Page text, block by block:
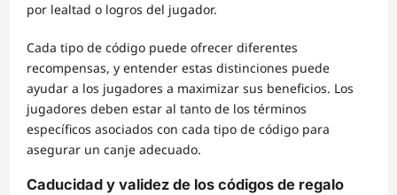
por lealtad o logros del jugador.
Cada tipo de código puede ofrecer diferentes
recompensas, y entender estas distinciones puede
ayudar a los jugadores a maximizar sus beneficios. Los
jugadores deben estar al tanto de los términos
específicos asociados con cada tipo de código para
asegurar un canje adecuado.
Caducidad y validez de los códigos de regalo